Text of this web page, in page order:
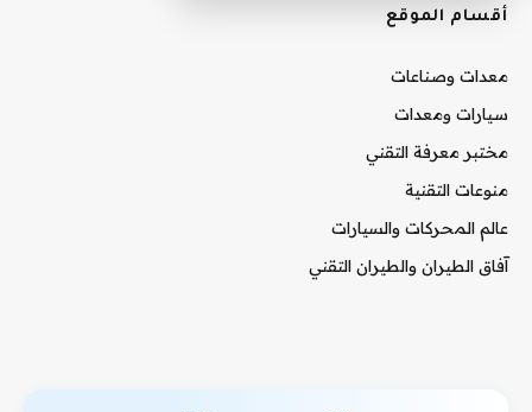
أقسام الموقع
معدات وصناعات
سيارات ومعدات
مختبر معرفة التقني
منوعات التقنية
عالم المحركات والسيارات
آفاق الطيران والطيران التقني